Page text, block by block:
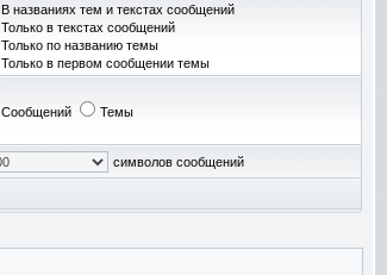
В названиях тем и текстах сообщений
Только в текстах сообщений
Только по названию темы
Только в первом сообщении темы
Сообщений Темы
символов сообщений